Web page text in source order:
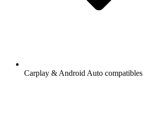
Carplay & Android Auto compatibles